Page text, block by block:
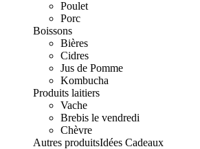
Poulet
Porc
Boissons
Bières
Cidres
Jus de Pomme
Kombucha
Produits laitiers
Vache
Brebis le vendredi
Chèvre
Autres produitsIdées Cadeaux